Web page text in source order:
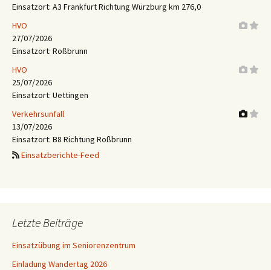
Einsatzort: A3 Frankfurt Richtung Würzburg km 276,0
HVO
27/07/2026
Einsatzort: Roßbrunn
HVO
25/07/2026
Einsatzort: Uettingen
Verkehrsunfall
13/07/2026
Einsatzort: B8 Richtung Roßbrunn
Einsatzberichte-Feed
Letzte Beiträge
Einsatzübung im Seniorenzentrum
Einladung Wandertag 2026